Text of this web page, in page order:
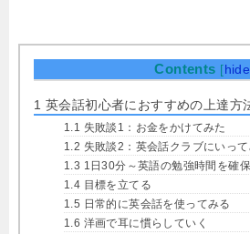
Contents [ hide
1 英会話初心者におすすめの上達方
1.1 失敗談1：お金をかけてみた
1.2 失敗談2：英会話クラブにいって
1.3 1日30分～英語の勉強時間を確保
1.4 目標を立てる
1.5 日常的に英会話を使ってみる
1.6 洋画で耳に慣らしていく